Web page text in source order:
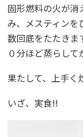
固形燃料の火が
み、メスティンを
数回底をたたきま
０分ほど蒸らして
果たして、上手く
いざ、実食!!